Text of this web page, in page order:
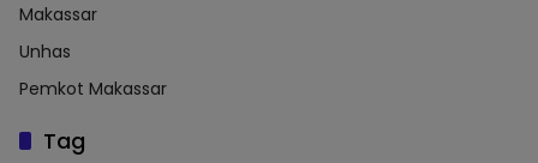
Makassar
Unhas
Pemkot Makassar
Tag